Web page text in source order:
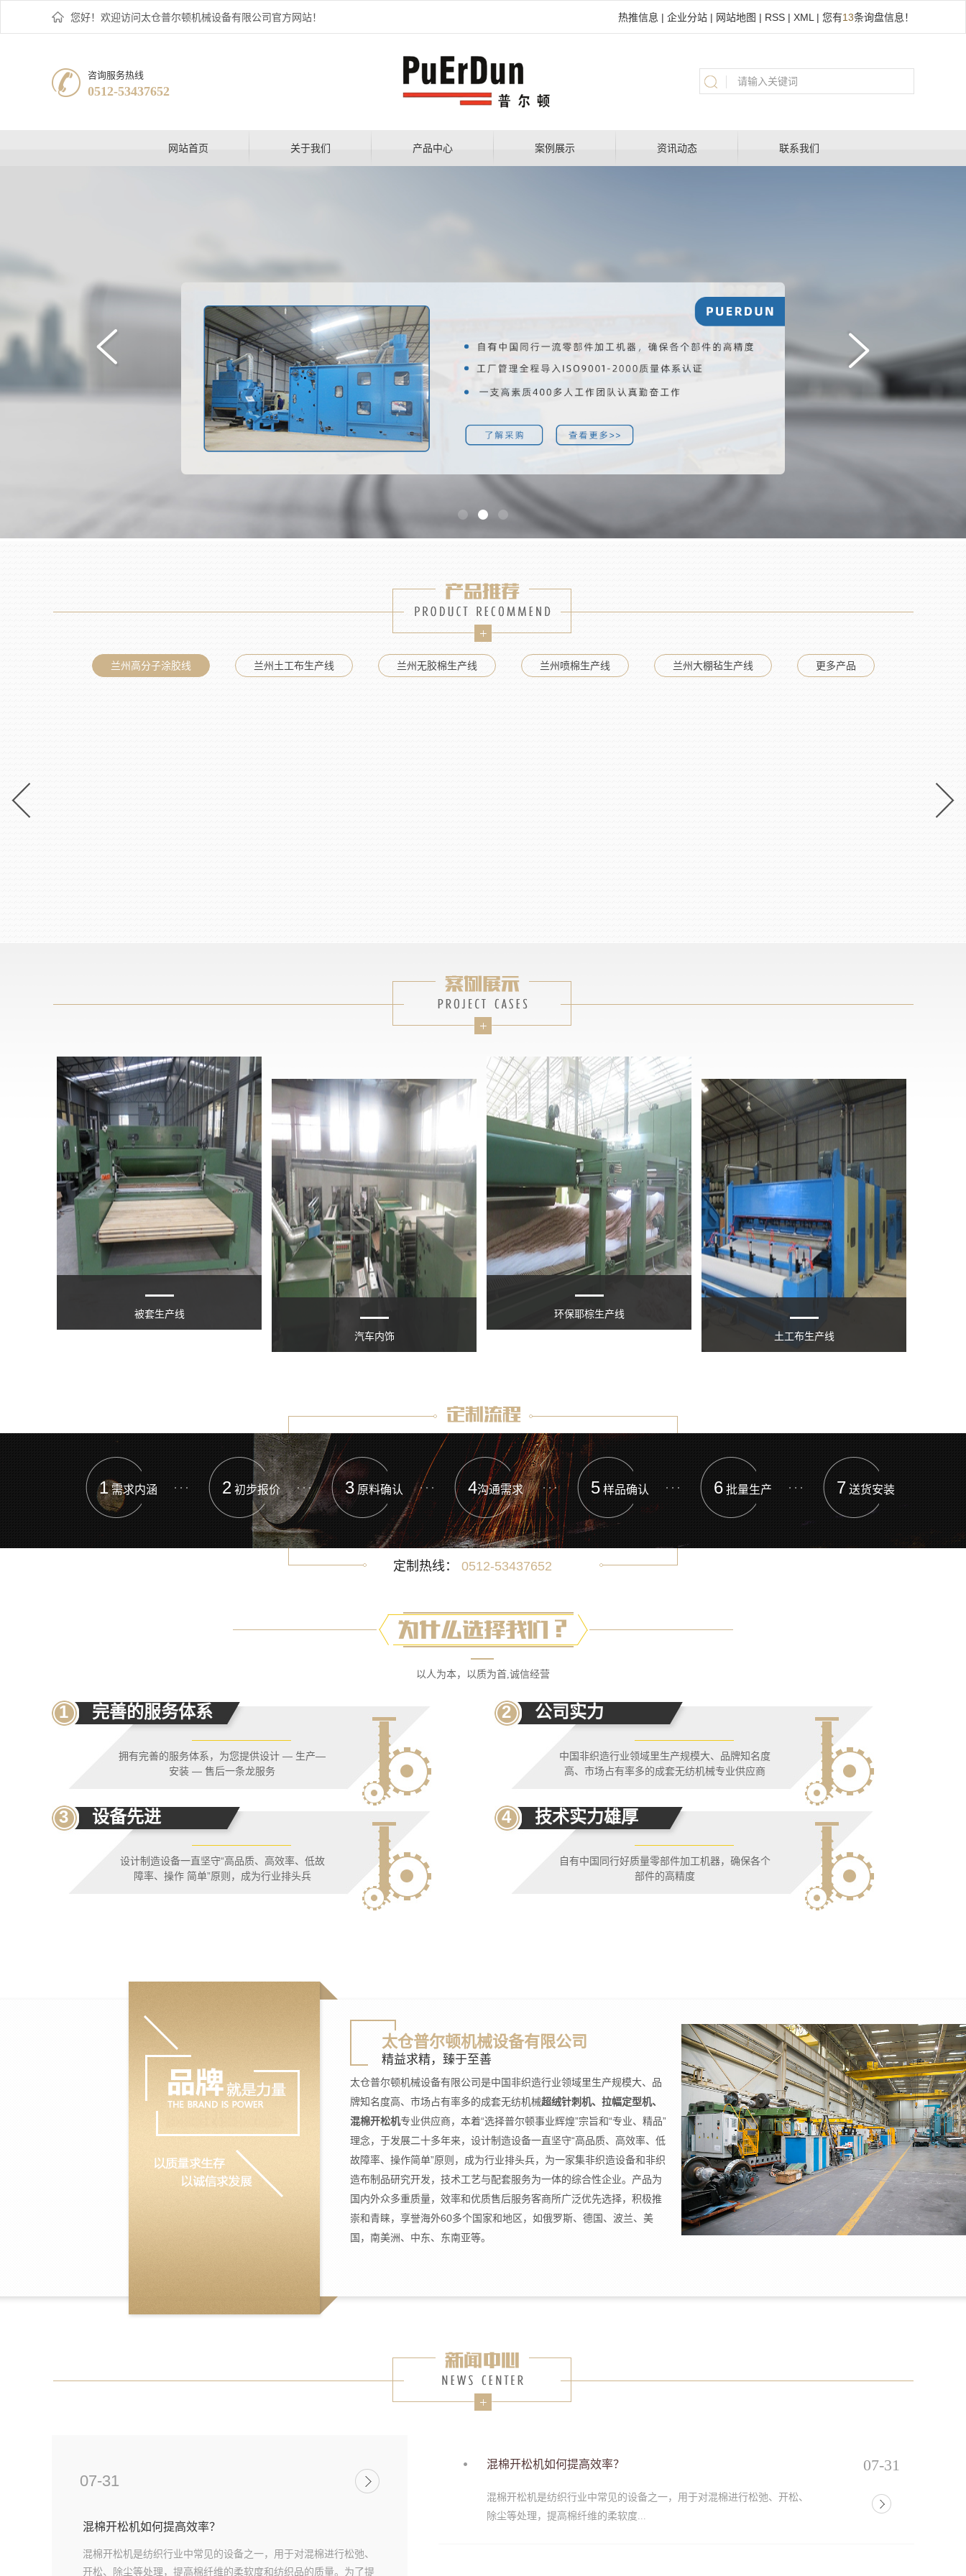
您好！欢迎访问太仓普尔顿机械设备有限公司官方网站！ 热推信息 | 企业分站 | 网站地图 | RSS | XML | 您有13条询盘信息！
咨询服务热线
0512-53437652
网站首页 关于我们 产品中心 案例展示 资讯动态 联系我们
兰州高分子涂胶线 兰州土工布生产线 兰州无胶棉生产线 兰州喷棉生产线 兰州大棚毡生产线 更多产品
被套生产线
汽车内饰
环保耶棕生产线
土工布生产线
1需求内涵 2 初步报价 3原料确认 4沟通需求 5 样品确认 6 批量生产 7 送货安装
定制热线：0512-53437652
以人为本，以质为首,诚信经营
1 完善的服务体系
拥有完善的服务体系，为您提供设计 — 生产—
安装 — 售后一条龙服务
2 公司实力
中国非织造行业领域里生产规模大、品牌知名度
高、市场占有率多的成套无纺机械专业供应商
3 设备先进
设计制造设备一直坚守“高品质、高效率、低故
障率、操作 简单”原则，成为行业排头兵
4 技术实力雄厚
自有中国同行好质量零部件加工机器，确保各个
部件的高精度
太仓普尔顿机械设备有限公司
精益求精，臻于至善
太仓普尔顿机械设备有限公司是中国非织造行业领域里生产规模大、品
牌知名度高、市场占有率多的成套无纺机械超绒针刺机、拉幅定型机、
混棉开松机专业供应商，本着“选择普尔顿事业辉煌”宗旨和“专业、精品”
理念，于发展二十多年来，设计制造设备一直坚守“高品质、高效率、低
故障率、操作简单”原则，成为行业排头兵，为一家集非织造设备和非织
造布制品研究开发，技术工艺与配套服务为一体的综合性企业。产品为
国内外众多重质量，效率和优质售后服务客商所广泛优先选择，积极推
崇和青睐，享誉海外60多个国家和地区，如俄罗斯、德国、波兰、美
国，南美洲、中东、东南亚等。
07-31
混棉开松机如何提高效率？
混棉开松机是纺织行业中常见的设备之一，用于对混棉进行松弛、
开松、除尘等处理，提高棉纤维的柔软度和纺织品的质量。为了提
混棉开松机如何提高效率？
混棉开松机是纺织行业中常见的设备之一，用于对混棉进行松弛、开松、
除尘等处理，提高棉纤维的柔软度...
07-31